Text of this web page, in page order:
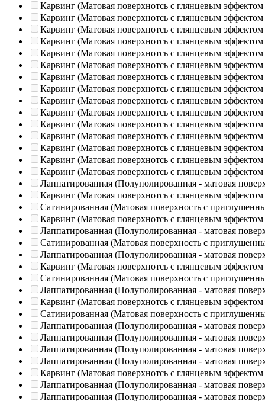
Карвинг (Матовая поверхнотсь с глянцевым эффектом
Карвинг (Матовая поверхнотсь с глянцевым эффектом
Карвинг (Матовая поверхнотсь с глянцевым эффектом
Карвинг (Матовая поверхнотсь с глянцевым эффектом
Карвинг (Матовая поверхнотсь с глянцевым эффектом
Карвинг (Матовая поверхнотсь с глянцевым эффектом
Карвинг (Матовая поверхнотсь с глянцевым эффектом
Карвинг (Матовая поверхнотсь с глянцевым эффектом
Карвинг (Матовая поверхнотсь с глянцевым эффектом
Карвинг (Матовая поверхнотсь с глянцевым эффектом
Карвинг (Матовая поверхнотсь с глянцевым эффектом
Карвинг (Матовая поверхнотсь с глянцевым эффектом
Карвинг (Матовая поверхнотсь с глянцевым эффектом
Карвинг (Матовая поверхнотсь с глянцевым эффектом
Карвинг (Матовая поверхнотсь с глянцевым эффектом
Лаппатированная (Полуполированная - матовая
Карвинг (Матовая поверхнотсь с глянцевым эффектом
Сатинированная (Матовая поверхность с
Карвинг (Матовая поверхнотсь с глянцевым эффектом
Лаппатированная (Полуполированная - матовая
Сатинированная (Матовая поверхность с
Лаппатированная (Полуполированная - матовая
Карвинг (Матовая поверхнотсь с глянцевым эффектом
Сатинированная (Матовая поверхность с
Лаппатированная (Полуполированная - матовая
Карвинг (Матовая поверхнотсь с глянцевым эффектом
Сатинированная (Матовая поверхность с
Лаппатированная (Полуполированная - матовая
Лаппатированная (Полуполированная - матовая
Лаппатированная (Полуполированная - матовая
Лаппатированная (Полуполированная - матовая
Карвинг (Матовая поверхнотсь с глянцевым эффектом
Лаппатированная (Полуполированная - матовая
Лаппатированная (Полуполированная - матовая